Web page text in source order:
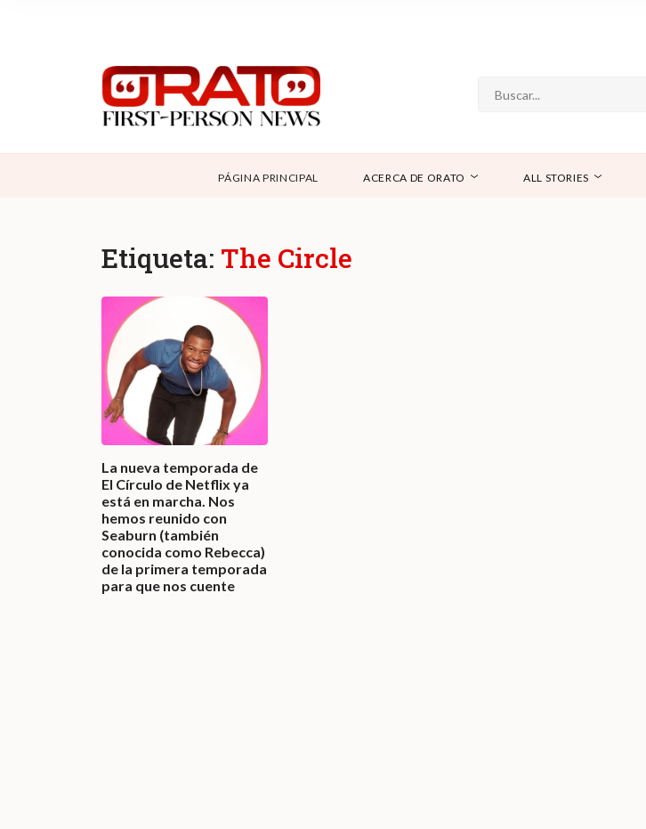
SUPPORT
CONTÁCTANOS
PÁGINA PRINCIPAL ACERCA DE ORATO ALL STORIES
Etiqueta: The Circle
La nueva temporada de
El Círculo de Netflix ya
está en marcha. Nos
hemos reunido con
Seaburn (también
conocida como Rebecca)
de la primera temporada
para que nos cuente